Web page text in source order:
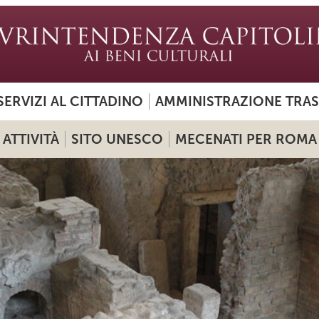
AL CITTADINO AMMINISTRAZIONE
ATTIVITÀ SITO UNESCO MECENATI PER ROMA